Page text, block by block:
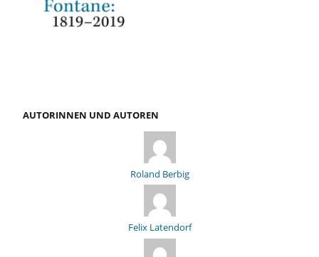
AUTORINNEN UND AUTOREN
Roland Berbig
Felix Latendorf